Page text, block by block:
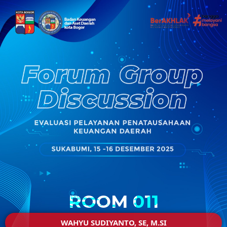
ROOM 011
WAHYU SUDIYANTO, SE, M.SI